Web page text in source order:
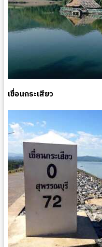
เขื่อนกระเสียว